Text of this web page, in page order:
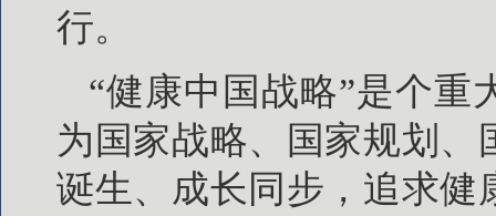
行。
“健康中国战略”是个重
为国家战略、国家规划
诞生、成长同步，追求健